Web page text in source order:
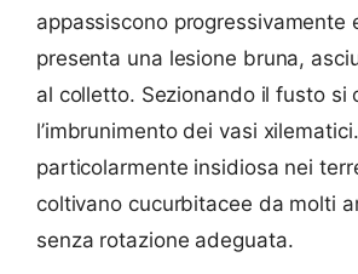
appassiscono progressivamente
presenta una lesione bruna,
al colletto. Sezionando il fusto si
l’imbrunimento dei vasi
particolarmente insidiosa nei
coltivano cucurbitacee da molti
senza rotazione adeguata.